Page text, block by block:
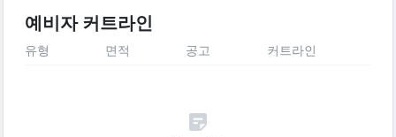
예비자 커트라인
유형 면적 공고 커트라인